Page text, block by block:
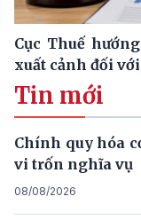
Cục Thuế
xuất cảnh đối
Tin mới
Chính quy hóa
vi trốn nghĩa vụ
08/08/2026